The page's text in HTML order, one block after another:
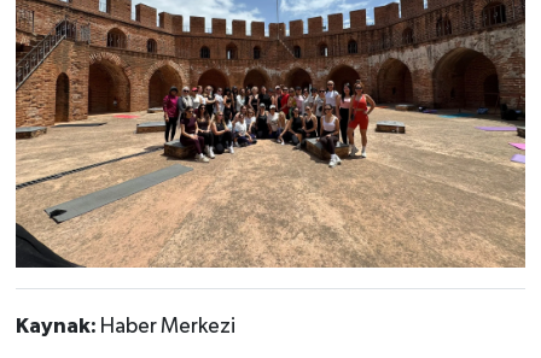
Kaynak: Haber Merkezi